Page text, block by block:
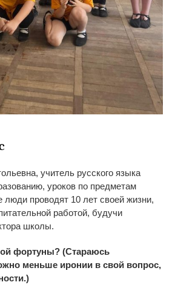
учитель русского языка
уроков по предметам
люди проводят 10 лет своей жизни,
работой, будучи
школы.
фортуны? (Стараюсь
меньше иронии в свой вопрос,